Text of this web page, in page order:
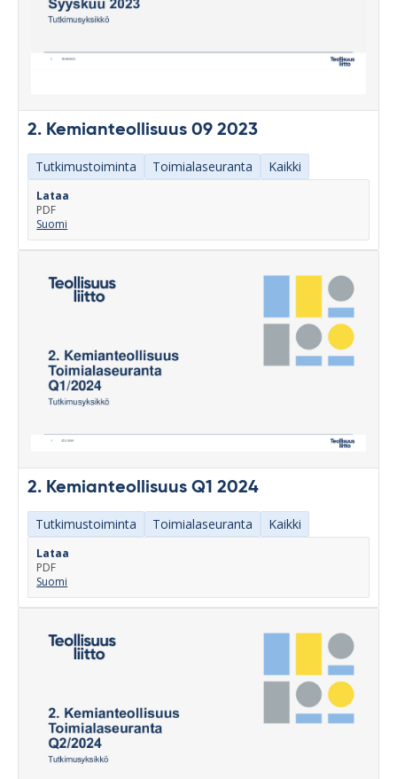
2. Kemianteollisuus 09 2023
Tutkimustoiminta Toimialaseuranta Kaikki
Lataa
PDF
Suomi
2. Kemianteollisuus Q1 2024
Tutkimustoiminta Toimialaseuranta Kaikki
Lataa
PDF
Suomi